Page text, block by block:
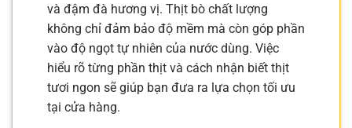
và đậm đà hương vị. Thịt bò chất lượng
không chỉ đảm bảo độ mềm mà còn góp phần
vào độ ngọt tự nhiên của nước dùng. Việc
hiểu rõ từng phần thịt và cách nhận biết thịt
tươi ngon sẽ giúp bạn đưa ra lựa chọn tối ưu
tại cửa hàng.